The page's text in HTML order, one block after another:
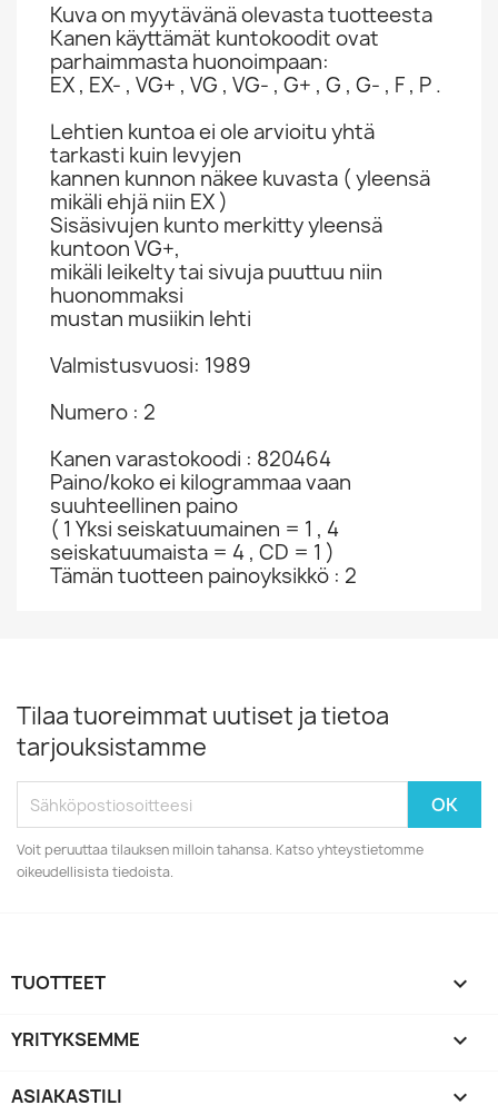
Kuva on myytävänä olevasta tuotteesta
Kanen käyttämät kuntokoodit ovat
parhaimmasta huonoimpaan:
EX , EX- , VG+ , VG , VG- , G+ , G , G- , F , P .
Lehtien kuntoa ei ole arvioitu yhtä
tarkasti kuin levyjen
kannen kunnon näkee kuvasta ( yleensä
mikäli ehjä niin EX )
Sisäsivujen kunto merkitty yleensä
kuntoon VG+,
mikäli leikelty tai sivuja puuttuu niin
huonommaksi
mustan musiikin lehti
Valmistusvuosi: 1989
Numero : 2
Kanen varastokoodi : 820464
Paino/koko ei kilogrammaa vaan
suuhteellinen paino
( 1 Yksi seiskatuumainen = 1 , 4
seiskatuumaista = 4 , CD = 1 )
Tämän tuotteen painoyksikkö : 2
Tilaa tuoreimmat uutiset ja tietoa
tarjouksistamme
Voit peruuttaa tilauksen milloin tahansa. Katso yhteystietomme
oikeudellisista tiedoista.
TUOTTEET 
YRITYKSEMME 
ASIAKASTILI 